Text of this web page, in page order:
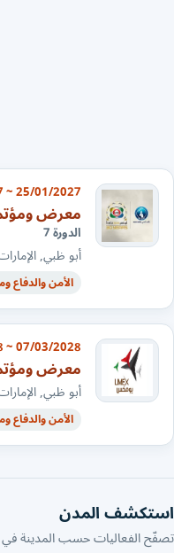
25/01/2027 ~ 29/01/2027
معرض
الدورة 7
أبو ظبي,
الأمن والدفاع
07/03/2028 ~ 09/03/2028
معرض
أبو ظبي,
الأمن والدفاع
استكشف المدن
تصفّح الفعاليات حسب المدينة في